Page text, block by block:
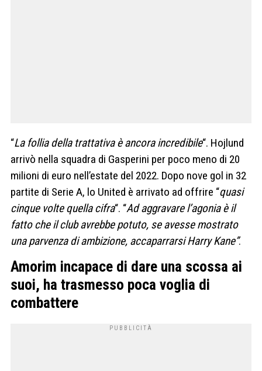
“La follia della trattativa è ancora incredibile“. Hojlund
arrivò nella squadra di Gasperini per poco meno di 20
milioni di euro nell’estate del 2022. Dopo nove gol in 32
partite di Serie A, lo United è arrivato ad offrire “quasi
cinque volte quella cifra“. “Ad aggravare l’agonia è il
fatto che il club avrebbe potuto, se avesse mostrato
una parvenza di ambizione, accaparrarsi Harry Kane”.
Amorim incapace di dare una scossa ai
suoi, ha trasmesso poca voglia di
combattere